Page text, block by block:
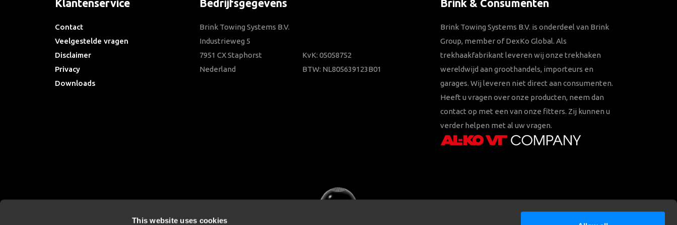
This website uses cookies
Klantenservice
Contact
Veelgestelde vragen
Disclaimer
Privacy
Downloads
Bedrijfsgegevens
Brink Towing Systems B.V.
Industrieweg 5
7951 CX Staphorst
Nederland
KvK: 05058752
BTW: NL805639123B01
Brink & Consumenten
Brink Towing Systems B.V. is onderdeel van Brink
Group, member of DexKo Global. Als
trekhaakfabrikant leveren wij onze trekhaken
wereldwijd aan groothandels, importeurs en
garages. Wij leveren niet direct aan consumenten.
Heeft u vragen over onze producten, neem dan
contact op met een van onze fitters. Zij kunnen u
verder helpen met al uw vragen.